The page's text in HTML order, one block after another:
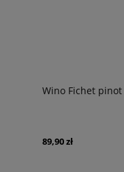
Wino Fichet
89,90 zł